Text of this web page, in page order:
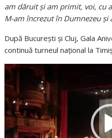
am dăruit și am primit, voi, cu
M-am încrezut în Dumnezeu și
După București și Cluj, Gala
continuă turneul național la
Player
video